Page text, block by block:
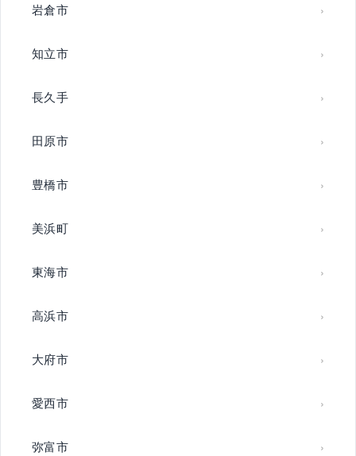
岩倉市
知立市
長久手
田原市
豊橋市
美浜町
東海市
高浜市
大府市
愛西市
弥富市